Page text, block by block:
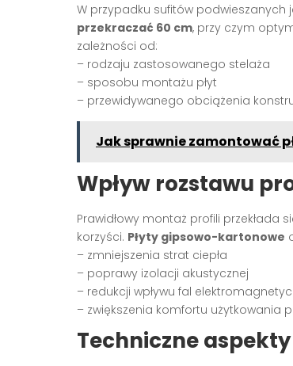
W przypadku sufitów podwieszanych
przekraczać 60 cm, przy czym
zależności od:
– rodzaju zastosowanego stelaża
– sposobu montażu płyt
– przewidywanego obciążenia
Jak sprawnie zamontować
Wpływ rozstawu
Prawidłowy montaż profili przekłada
korzyści. Płyty gipsowo-kartonowe
– zmniejszenia strat ciepła
– poprawy izolacji akustycznej
– redukcji wpływu fal
– zwiększenia komfortu użytkowania
Techniczne